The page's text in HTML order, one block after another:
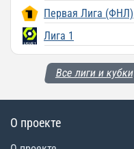
Первая Лига (ФНЛ)
Лига 1
Все лиги и кубки
О проекте